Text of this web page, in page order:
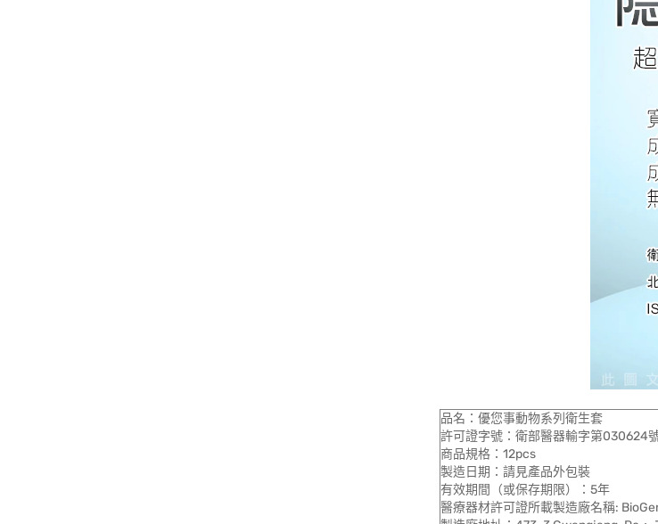
品名：優您事動物系列衛生套
許可證字號：衛部醫器輸字第030624
商品規格：12pcs
製造日期：請見產品外包裝
有效期間（或保存期限）：5年
醫療器材許可證所載製造廠名稱: